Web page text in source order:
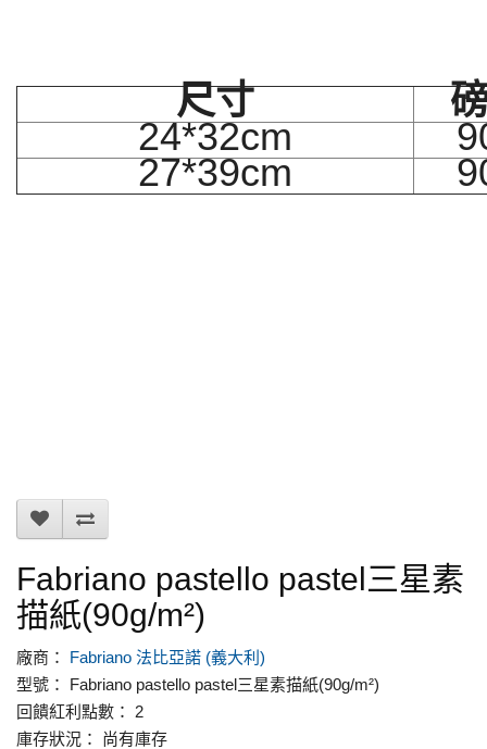
尺寸
24*32cm
27*39cm
Fabriano pastello pastel三星素
描紙(90g/m²)
廠商： Fabriano 法比亞諾 (義大利)
型號： Fabriano pastello pastel三星素描紙(90g/m²)
回饋紅利點數： 2
庫存狀況： 尚有庫存